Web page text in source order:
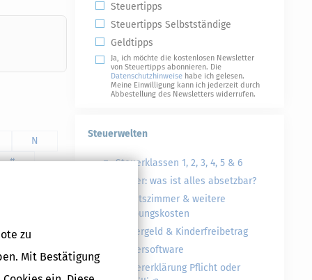
zu
Mit Bestätigung
N
#
Steuertipps
Steuertipps Selbstständige
Geldtipps
Ja, ich möchte die kostenlosen Newsletter
von Steuertipps abonnieren. Die
Datenschutzhinweise habe ich gelesen.
Meine Einwilligung kann ich jederzeit durch
Abbestellung des Newsletters widerrufen.
Steuerwelten
Steuerklassen 1, 2, 3, 4, 5 & 6
Steuer: was ist alles absetzbar?
Arbeitszimmer & weitere
Werbungskosten
Kindergeld & Kinderfreibetrag
Steuersoftware
Steuererklärung Pflicht oder